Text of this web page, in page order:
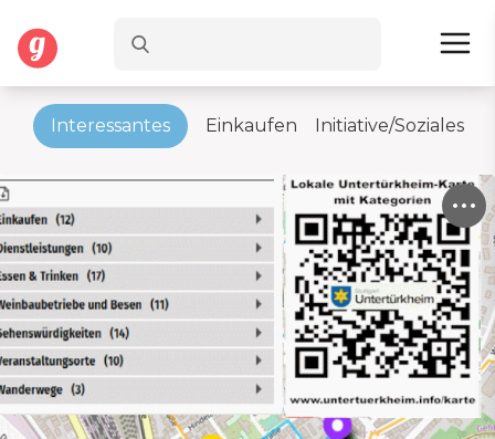
Interessantes Einkaufen Initiative/Soziales